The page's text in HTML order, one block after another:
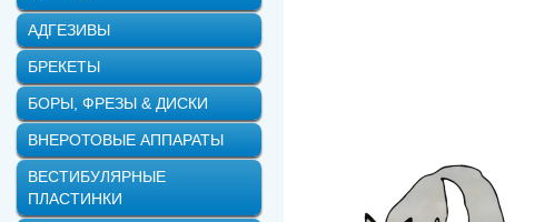
Резиновая тяга цветная Кролик
Резиновая тяга цветная
Резиновая тяга ʺОбезьянаʺ 3/8,
Резиновая тяга ʺОрелʺ 5/8, 2oz
АДГЕЗИВЫ
БРЕКЕТЫ
БОРЫ, ФРЕЗЫ & ДИСКИ
ВНЕРОТОВЫЕ АППАРАТЫ
ВЕСТИБУЛЯРНЫЕ
ПЛАСТИНКИ